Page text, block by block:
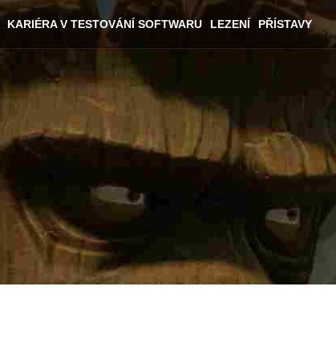
KARIÉRA V TESTOVÁNÍ SOFTWARU LEZENÍ PŘÍSTAVY